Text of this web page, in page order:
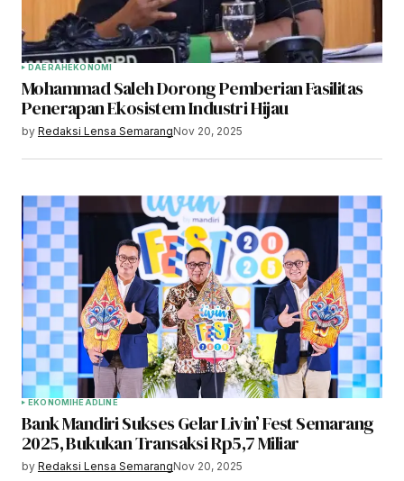
DAERAHEKONOMI
Mohammad Saleh Dorong Pemberian Fasilitas
Penerapan Ekosistem Industri Hijau
by Redaksi Lensa SemarangNov 20, 2025
EKONOMIHEADLINE
Bank Mandiri Sukses Gelar Livin’ Fest Semarang
2025, Bukukan Transaksi Rp5,7 Miliar
by Redaksi Lensa SemarangNov 20, 2025